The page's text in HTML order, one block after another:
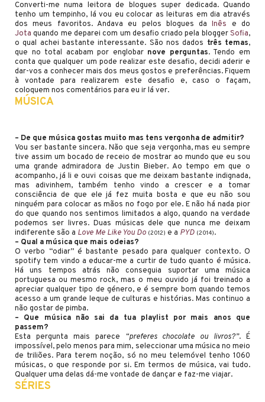
Converti-me numa leitora de blogues super dedicada. Quando
tenho um tempinho, lá vou eu colocar as leituras em dia através
dos meus favoritos. Andava eu pelos blogues daInês e do
Jota quando me deparei com um desafio criado pela bloggerSofia,
o qual achei bastante interessante. São nos dados três temas,
que no total acabam por englobar nove perguntas. Tendo em
conta que qualquer um pode realizar este desafio, decidi aderir e
dar-vos a conhecer mais dos meus gostos e preferências. Fiquem
à vontade para realizarem este desafio e, caso o façam,
coloquem nos comentários para eu ir lá ver.
MÚSICA
– De que música gostas muito mas tens vergonha de admitir?
Vou ser bastante sincera. Não que seja vergonha, mas eu sempre
tive assim um bocado de receio de mostrar ao mundo que eu sou
uma grande admiradora de Justin Bieber. Ao tempo em que o
acompanho, já li e ouvi coisas que me deixam bastante indignada,
mas adivinhem, também tenho vindo a crescer e a tomar
consciência de que ele já fez muita bosta e que eu não sou
ninguém para colocar as mãos no fogo por ele. E não há nada pior
do que quando nos sentimos limitados a algo, quando na verdade
podemos ser livres. Duas músicas dele que nunca me deixam
indiferente são a Love Me Like You Do (2012) e a PYD (2014).
– Qual a música que mais odeias?
O verbo “odiar” é bastante pesado para qualquer contexto. O
spotify tem vindo a educar-me a curtir de tudo quanto é música.
Há uns tempos atrás não conseguia suportar uma música
portuguesa ou mesmo rock, mas o meu ouvido já foi treinado a
apreciar qualquer tipo de género, e é sempre bom quando temos
acesso a um grande leque de culturas e histórias. Mas continuo a
não gostar de pimba.
– Que música não sai da tua playlist por mais anos que
passem?
Esta pergunta mais parece “preferes chocolate ou livros?”. É
impossível, pelo menos para mim, seleccionar uma música no meio
de triliões. Para terem noção, só no meu telemóvel tenho 1060
músicas, o que responde por si. Em termos de música, vai tudo.
Qualquer uma delas dá-me vontade de dançar e faz-me viajar.
SÉRIES